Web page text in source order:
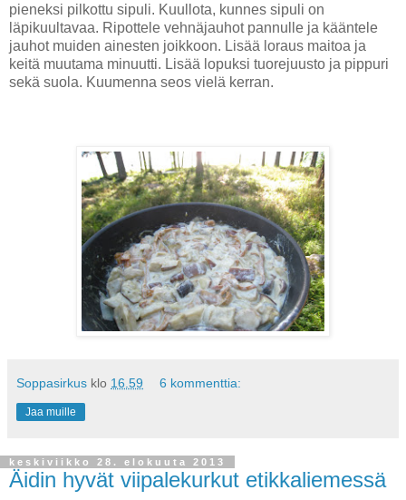
pieneksi pilkottu sipuli. Kuullota, kunnes sipuli on
läpikuultavaa. Ripottele vehnäjauhot pannulle ja kääntele
jauhot muiden ainesten joikkoon. Lisää loraus maitoa ja
keitä muutama minuutti. Lisää lopuksi tuorejuusto ja pippuri
sekä suola. Kuumenna seos vielä kerran.
Soppasirkus klo 16.59 6 kommenttia:
Jaa muille
keskiviikko 28. elokuuta 2013
Äidin hyvät viipalekurkut etikkaliemessä